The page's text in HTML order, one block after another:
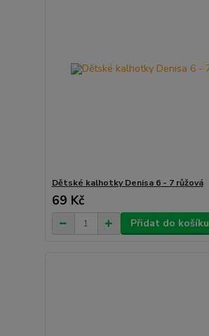
Dětské kalhotky Denisa 6 - 7 růžová
69 Kč
Přidat do košíku